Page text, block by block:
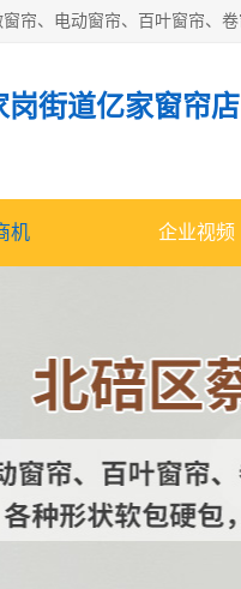
岗街道亿家窗帘店
机 企业视频